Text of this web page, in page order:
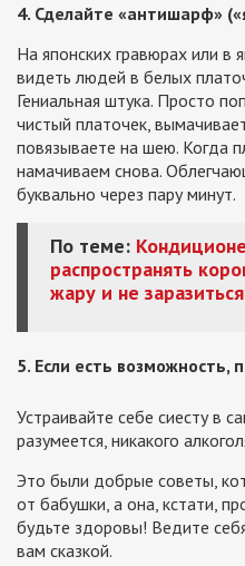
4. Сделайте «антишарф»
На японских гравюрах или в
видеть людей в белых
Гениальная штука. Просто
чистый платочек,
повязываете на шею. Когда
намачиваем снова.
буквально через пару минут.
По теме:
распространять
жару и не заразиться
5. Если есть возможность,
Устраивайте себе сиесту в
разумеется, никакого
Это были добрые советы,
от бабушки, а она, кстати,
будьте здоровы! Ведите
вам сказкой.